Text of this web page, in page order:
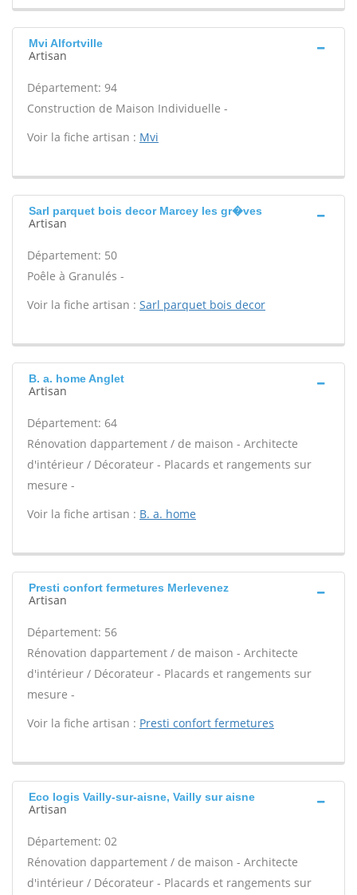
Mvi Alfortville
Artisan
Département: 94
Construction de Maison Individuelle -
Voir la fiche artisan : Mvi
Sarl parquet bois decor Marcey les gr�ves
Artisan
Département: 50
Poêle à Granulés -
Voir la fiche artisan : Sarl parquet bois decor
B. a. home Anglet
Artisan
Département: 64
Rénovation dappartement / de maison - Architecte
d'intérieur / Décorateur - Placards et rangements sur
mesure -
Voir la fiche artisan : B. a. home
Presti confort fermetures Merlevenez
Artisan
Département: 56
Rénovation dappartement / de maison - Architecte
d'intérieur / Décorateur - Placards et rangements sur
mesure -
Voir la fiche artisan : Presti confort fermetures
Eco logis Vailly-sur-aisne, Vailly sur aisne
Artisan
Département: 02
Rénovation dappartement / de maison - Architecte
d'intérieur / Décorateur - Placards et rangements sur